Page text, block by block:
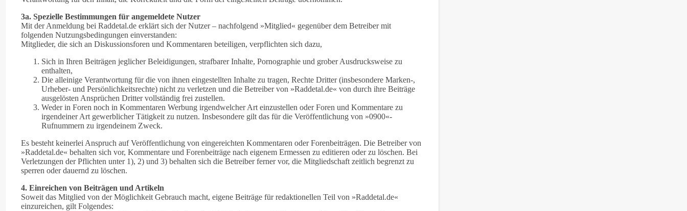
3a. Spezielle Bestimmungen für angemeldete Nutzer
Mit der Anmeldung bei Raddetal.de erklärt sich der Nutzer – nachfolgend »Mitglied« gegenüber dem Betreiber mit
folgenden Nutzungsbedingungen einverstanden:
Mitglieder, die sich an Diskussionsforen und Kommentaren beteiligen, verpflichten sich dazu,
Sich in Ihren Beiträgen jeglicher Beleidigungen, strafbarer Inhalte, Pornographie und grober Ausdrucksweise zu
enthalten,
Die alleinige Verantwortung für die von ihnen eingestellten Inhalte zu tragen, Rechte Dritter (insbesondere Marken-,
Urheber- und Persönlichkeitsrechte) nicht zu verletzen und die Betreiber von »Raddetal.de« von durch ihre Beiträge
ausgelösten Ansprüchen Dritter vollständig frei zustellen.
Weder in Foren noch in Kommentaren Werbung irgendwelcher Art einzustellen oder Foren und Kommentare zu
irgendeiner Art gewerblicher Tätigkeit zu nutzen. Insbesondere gilt das für die Veröffentlichung von »0900«-
Rufnummern zu irgendeinem Zweck.
Es besteht keinerlei Anspruch auf Veröffentlichung von eingereichten Kommentaren oder Forenbeiträgen. Die Betreiber von
»Raddetal.de« behalten sich vor, Kommentare und Forenbeiträge nach eigenem Ermessen zu editieren oder zu löschen. Bei
Verletzungen der Pflichten unter 1), 2) und 3) behalten sich die Betreiber ferner vor, die Mitgliedschaft zeitlich begrenzt zu
sperren oder dauernd zu löschen.
4. Einreichen von Beiträgen und Artikeln
Soweit das Mitglied von der Möglichkeit Gebrauch macht, eigene Beiträge für redaktionellen Teil von »Raddetal.de«
einzureichen, gilt Folgendes: